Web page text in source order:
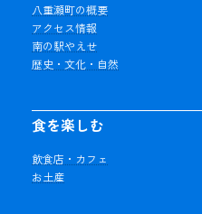
八重瀬町の概要
アクセス情報
南の駅やえせ
歴史・文化・自然
食を楽しむ
飲食店・カフェ
お土産